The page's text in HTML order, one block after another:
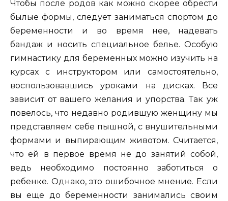
Чтобы после родов как можно скорее обрести
былые формы, следует заниматься спортом до
беременности и во время нее, надевать
бандаж и носить специальное белье. Особую
гимнастику для беременных можно изучить на
курсах с инструктором или самостоятельно,
воспользовавшись уроками на дисках. Все
зависит от вашего желания и упорства. Так уж
повелось, что недавно родившую женщину мы
представляем себе пышной, с внушительными
формами и выпирающим животом. Считается,
что ей в первое время не до занятий собой,
ведь необходимо постоянно заботиться о
ребенке. Однако, это ошибочное мнение. Если
вы еще до беременности занимались своим